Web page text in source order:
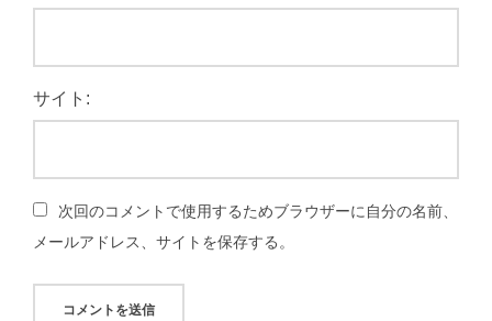
サイト:
次回のコメントで使用するためブラウザーに自分の名前、
メールアドレス、サイトを保存する。